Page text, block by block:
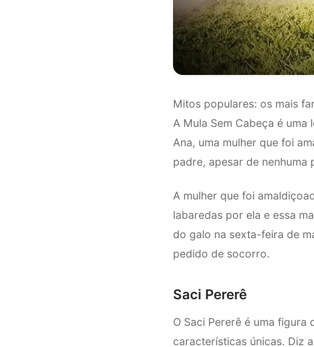
Mitos populares: os mais
A Mula Sem Cabeça é
Ana, uma mulher que foi
padre, apesar de
A mulher que foi
labaredas por ela e essa
do galo na sexta-feira de
pedido de socorro.
Saci Pererê
O Saci Pererê é uma
características únicas. Diz